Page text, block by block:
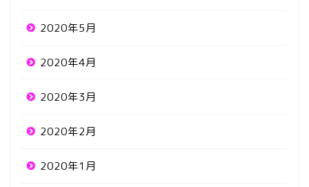
2020年5月
2020年4月
2020年3月
2020年2月
2020年1月